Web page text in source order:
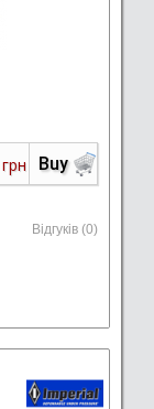
Buy
грн
Відгуків (0)